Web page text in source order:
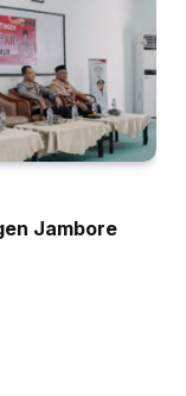
Jambore